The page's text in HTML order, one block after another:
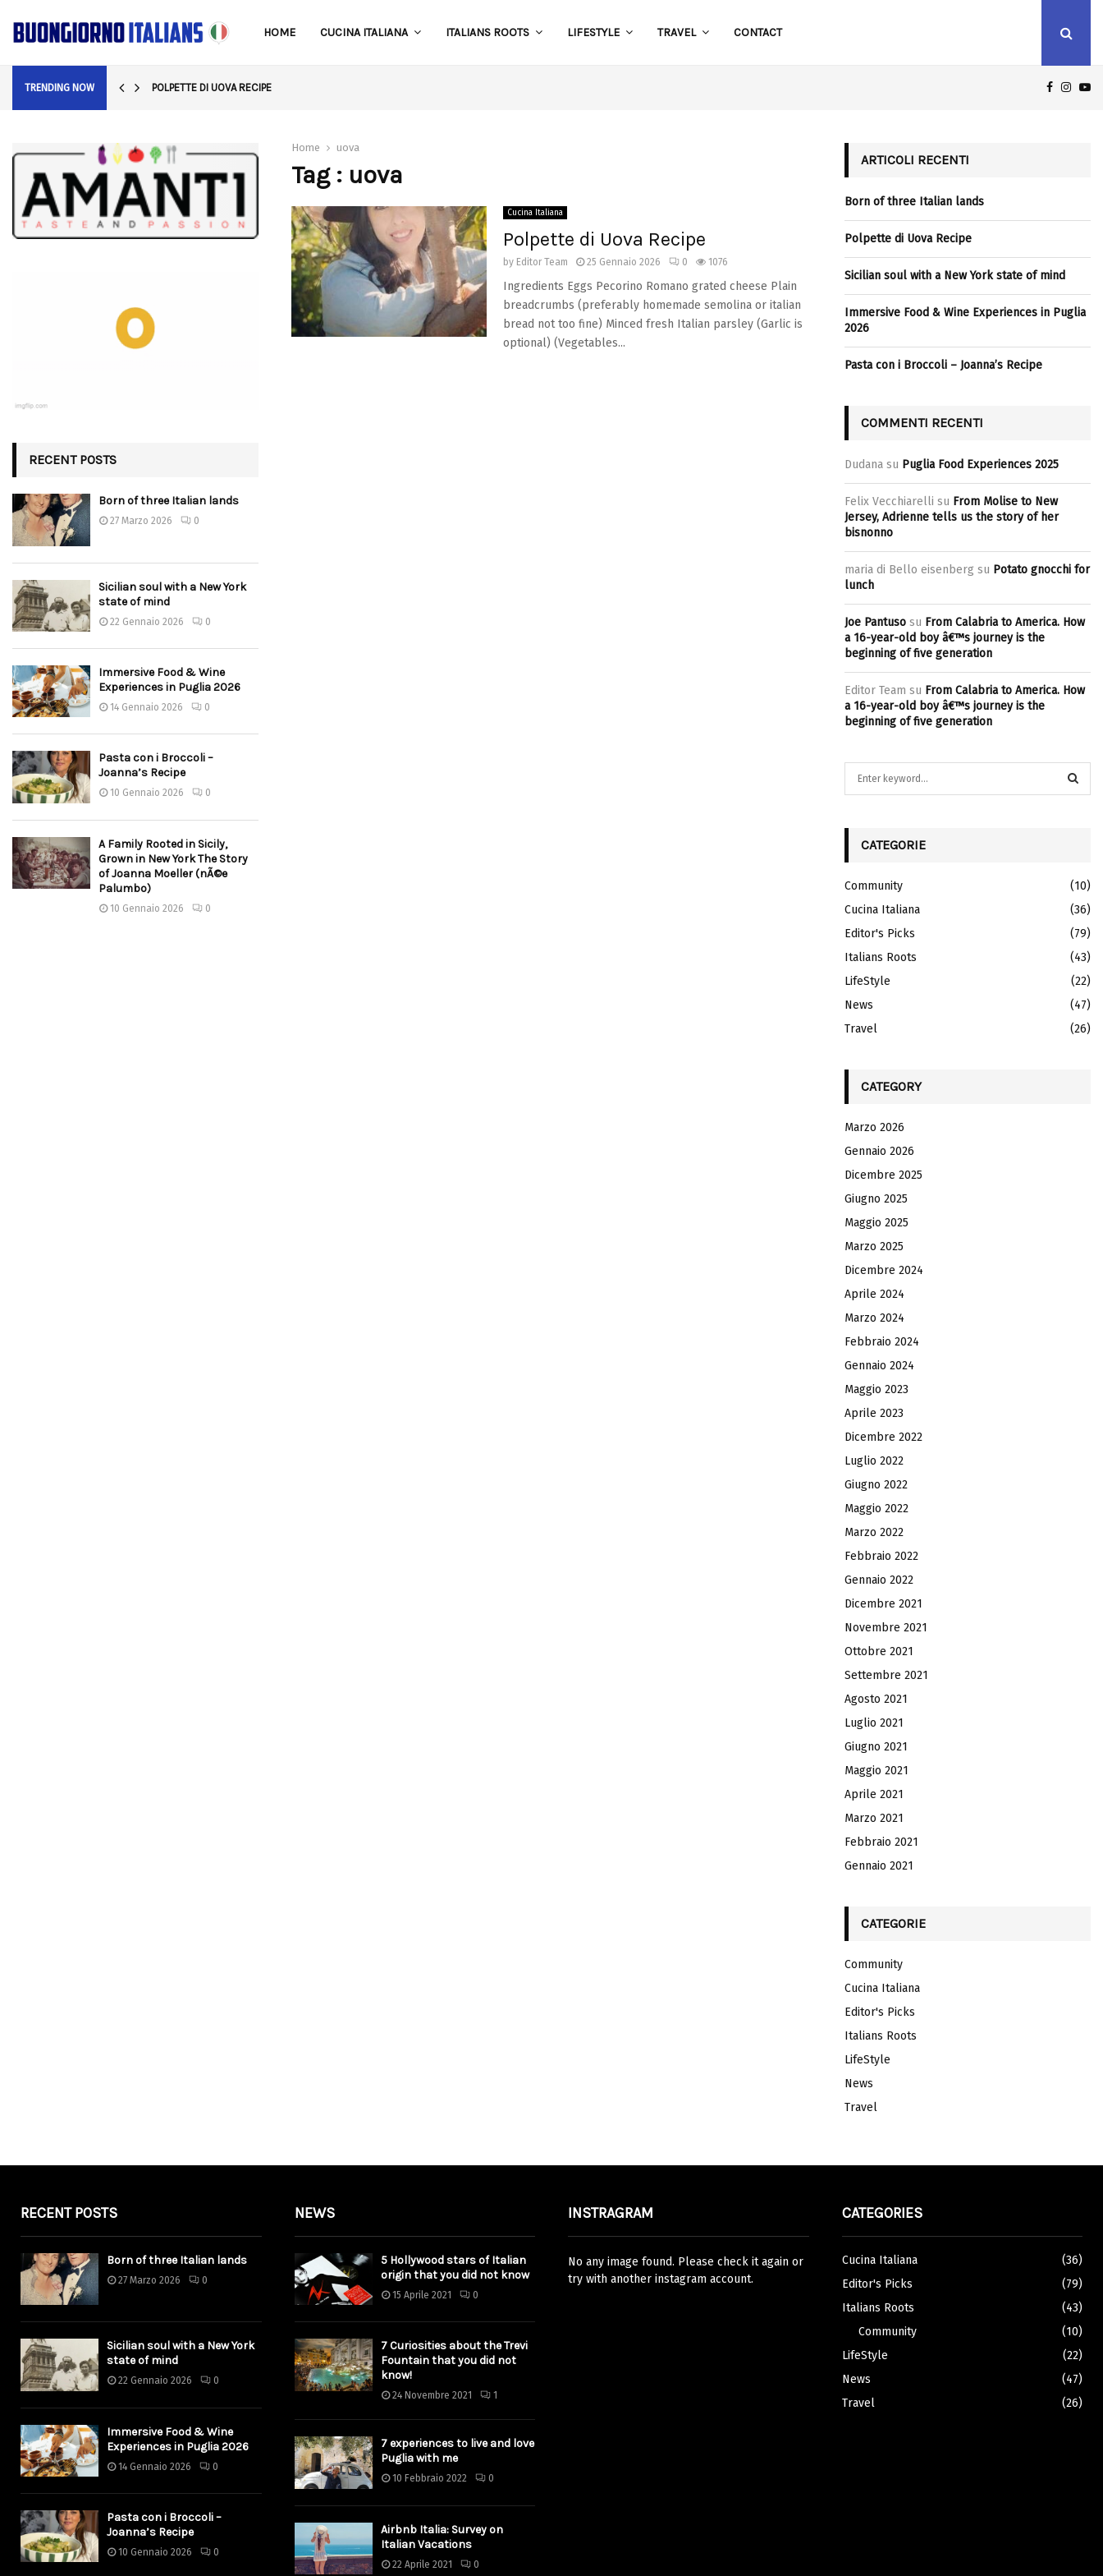
HOME CUCINA ITALIANA ITALIANS ROOTS LIFESTYLE TRAVEL CONTACT
TRENDING NOW POLPETTE DI UOVA RECIPE
Home uova
Tag : uova
Cucina Italiana
Polpette di Uova Recipe
by Editor Team 25 Gennaio 2026 0 1076
Ingredients Eggs Pecorino Romano grated cheese Plain
breadcrumbs (preferably homemade semolina or italian
bread not too fine) Minced fresh Italian parsley (Garlic is
optional) (Vegetables...
RECENT POSTS
Born of three Italian lands
27 Marzo 2026 0
Sicilian soul with a New York
state of mind
22 Gennaio 2026 0
Immersive Food & Wine
Experiences in Puglia 2026
14 Gennaio 2026 0
Pasta con i Broccoli –
Joanna’s Recipe
10 Gennaio 2026 0
A Family Rooted in Sicily,
Grown in New York The Story
of Joanna Moeller (nÃ©e
Palumbo)
10 Gennaio 2026 0
ARTICOLI RECENTI
Born of three Italian lands
Polpette di Uova Recipe
Sicilian soul with a New York state of mind
Immersive Food & Wine Experiences in Puglia
2026
Pasta con i Broccoli – Joanna’s Recipe
COMMENTI RECENTI
Dudana su Puglia Food Experiences 2025
Felix Vecchiarelli su From Molise to New
Jersey, Adrienne tells us the story of her
bisnonno
maria di Bello eisenberg su Potato gnocchi for
lunch
Joe Pantuso su From Calabria to America. How
a 16-year-old boy â€™s journey is the
beginning of five generation
Editor Team su From Calabria to America. How
a 16-year-old boy â€™s journey is the
beginning of five generation
o
r
:
A
R
C
H
CATEGORIE
Community
(10)
Cucina Italiana
(36)
Editor's Picks
(79)
Italians Roots
(43)
LifeStyle
(22)
News
(47)
Travel
(26)
CATEGORY
Marzo 2026
Gennaio 2026
Dicembre 2025
Giugno 2025
Maggio 2025
Marzo 2025
Dicembre 2024
Aprile 2024
Marzo 2024
Febbraio 2024
Gennaio 2024
Maggio 2023
Aprile 2023
Dicembre 2022
Luglio 2022
Giugno 2022
Maggio 2022
Marzo 2022
Febbraio 2022
Gennaio 2022
Dicembre 2021
Novembre 2021
Ottobre 2021
Settembre 2021
Agosto 2021
Luglio 2021
Giugno 2021
Maggio 2021
Aprile 2021
Marzo 2021
Febbraio 2021
Gennaio 2021
CATEGORIE
Community
Cucina Italiana
Editor's Picks
Italians Roots
LifeStyle
News
Travel
RECENT POSTS
Born of three Italian lands
27 Marzo 2026 0
Sicilian soul with a New York
state of mind
22 Gennaio 2026 0
Immersive Food & Wine
Experiences in Puglia 2026
14 Gennaio 2026 0
Pasta con i Broccoli –
Joanna’s Recipe
10 Gennaio 2026 0
NEWS
5 Hollywood stars of Italian
origin that you did not know
15 Aprile 2021 0
7 Curiosities about the Trevi
Fountain that you did not
know!
24 Novembre 2021 1
7 experiences to live and love
Puglia with me
10 Febbraio 2022 0
Airbnb Italia: Survey on
Italian Vacations
22 Aprile 2021 0
INSTRAGRAM
No any image found. Please check it again or
try with another instagram account.
CATEGORIES
Cucina Italiana
(36)
Editor's Picks
(79)
Italians Roots
(43)
Community
(10)
LifeStyle
(22)
News
(47)
Travel
(26)